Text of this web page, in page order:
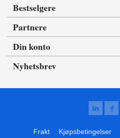
Bestselgere
Partnere
Din konto
Nyhetsbrev
Frakt Kjøpsbetingelser